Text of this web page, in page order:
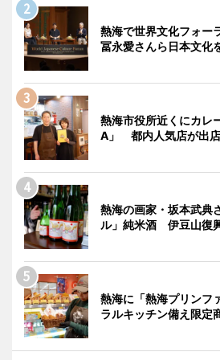
熱海で世界文化フォ
冨永愛さんら日本文化
熱海市役所近くにカレ
A」 都内人気店が出店
熱海の画家・坂本武典
ル」純米酒 伊豆山復
熱海に「熱海プリン
ラルキッチン備え限定